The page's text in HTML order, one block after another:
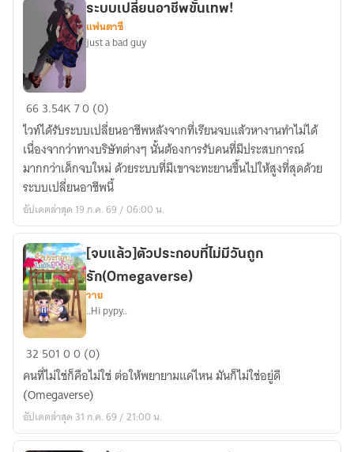
ระบบ
เปลี่ยน
อาชีพ
ขั้น
เทพ!
ระบบเปลี่ยนอาชีพขั้นเทพ!
แฟนตาซี
just a bad guy
663.54K70 (0)
ไวท์ได้รับระบบเปลี่ยนอาชีพหลังจากที่เรียนจบแล้วหางานทำไม่ได้
เนื่องจากว่าทางบริษัทต่างๆ นั้นต้องการรับคนที่มีประสบการณ์
มากกว่าเด็กจบใหม่ ด้วยระบบที่มีเขาจะทะยานขึ้นไปให้สูงที่สุดด้วย
ระบบเปลี่ยนอาชีพนี้
อัปเดตล่าสุด 19 ก.ค. 69 / 06:00 น.
[จบ
แล้ว]ตัวประกอบ
ที่
ไม่มี
วัน
ถูก
[จบแล้ว]ตัวประกอบที่ไม่มีวันถูก
รัก(Omegaverse)
วาย
..Hi pypy..
32 50100 (0)
คนที่ไม่ใช่ก็คือไม่ใช่ ต่อให้พยายามแค่ไหน มันก็ไม่ใช่อยู่ดี
(Omegaverse)
อัปเดตล่าสุด 31 ก.ค. 69 / 21:00 น.